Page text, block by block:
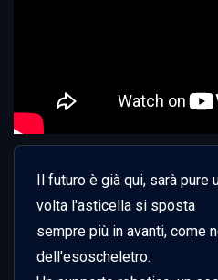
Il futuro è già qui, sarà pure
volta l'asticella si sposta
sempre più in avanti, come
dell'esoscheletro.